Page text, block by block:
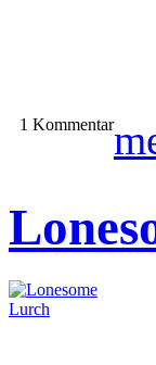
1 Kommentar